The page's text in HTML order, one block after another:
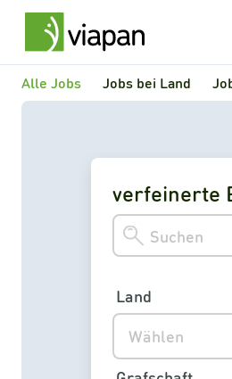
Alle Jobs Jobs bei Land
verfeinerte
Wählen
Land